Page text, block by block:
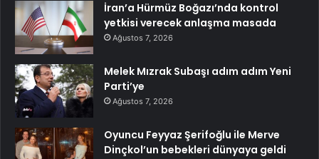
İran’a Hürmüz Boğazı’nda kontrol
yetkisi verecek anlaşma masada
Ağustos 7, 2026
Melek Mızrak Subaşı adım adım Yeni
Parti’ye
Ağustos 7, 2026
Oyuncu Feyyaz Şerifoğlu ile Merve
Dinçkol’un bebekleri dünyaya geldi